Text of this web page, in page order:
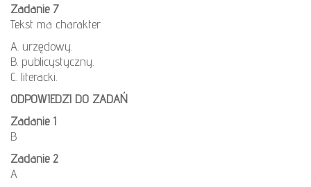
Zadanie 7
Tekst ma charakter
A. urzędowy.
B. publicystyczny.
C. literacki.
ODPOWIEDZI DO ZADAŃ
Zadanie 1
B
Zadanie 2
A